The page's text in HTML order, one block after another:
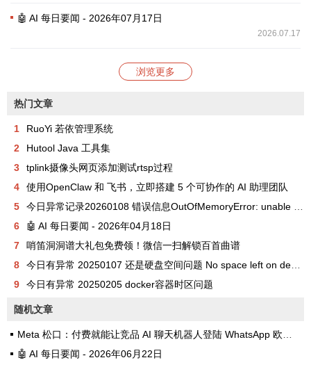
🤖 AI 每日要闻 - 2026年07月17日
2026.07.17
浏览更多
热门文章
1
RuoYi 若依管理系统
2
Hutool Java 工具集
3
tplink摄像头网页添加测试rtsp过程
4
使用OpenClaw 和 飞书，立即搭建 5 个可协作的 AI 助理团队
5
今日异常记录20260108 错误信息OutOfMemoryError: unable to create new native thread
6
🤖 AI 每日要闻 - 2026年04月18日
7
哨笛洞洞谱大礼包免费领！微信一扫解锁百首曲谱
8
今日有异常 20250107 还是硬盘空间问题 No space left on device
9
今日有异常 20250205 docker容器时区问题
随机文章
Meta 松口：付费就能让竞品 AI 聊天机器人登陆 WhatsApp 欧盟区
🤖 AI 每日要闻 - 2026年06月22日